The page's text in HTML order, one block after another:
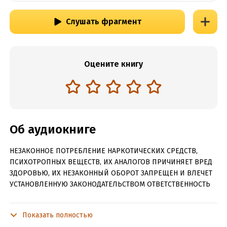
Слушать фрагмент
Оцените книгу
Об аудиокниге
НЕЗАКОННОЕ ПОТРЕБЛЕНИЕ НАРКОТИЧЕСКИХ СРЕДСТВ,
ПСИХОТРОПНЫХ ВЕЩЕСТВ, ИХ АНАЛОГОВ ПРИЧИНЯЕТ ВРЕД
ЗДОРОВЬЮ, ИХ НЕЗАКОННЫЙ ОБОРОТ ЗАПРЕЩЕН И ВЛЕЧЕТ
УСТАНОВЛЕННУЮ ЗАКОНОДАТЕЛЬСТВОМ ОТВЕТСТВЕННОСТЬ
произведения Руслан Алексеевич Михайлов (род. 23 ноября
Показать полностью